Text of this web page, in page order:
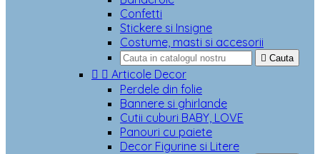
Confetti
Stickere si Insigne
Costume, masti si accesorii
 Cauta
  Articole Decor
Perdele din folie
Bannere si ghirlande
Cutii cuburi BABY, LOVE
Panouri cu paiete
Decor Figurine si Litere